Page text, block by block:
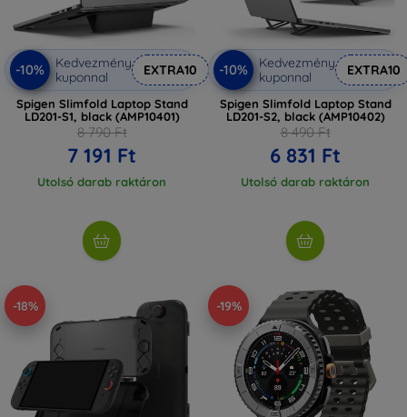
-10%
Kedvezmény
kuponnal
EXTRA10
Spigen Slimfold Laptop Stand
LD201-S1, black (AMP10401)
8 790 Ft
7 191 Ft
Utolsó darab raktáron
-10%
Kedvezmény
kuponnal
EXTRA10
Spigen Slimfold Laptop Stand
LD201-S2, black (AMP10402)
8 490 Ft
6 831 Ft
Utolsó darab raktáron
-18% -19%